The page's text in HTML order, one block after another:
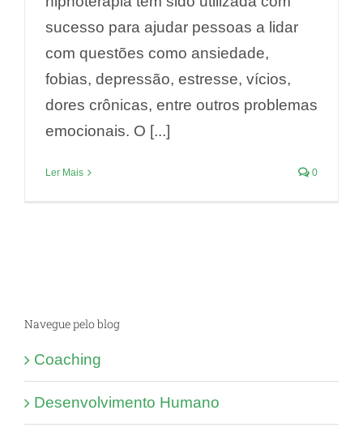
sucesso para ajudar pessoas a lidar
com questões como ansiedade,
fobias, depressão, estresse, vícios,
dores crônicas, entre outros problemas
emocionais. O [...]
Ler Mais 0
Navegue pelo blog
Coaching
Desenvolvimento Humano